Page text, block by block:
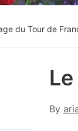
du Tour de
By